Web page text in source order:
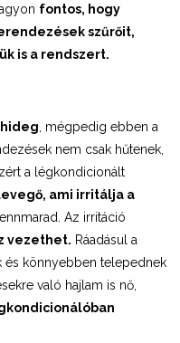
fontos, hogy
szűrőit,
is a rendszert.
, mégpedig ebben a
nem csak hűtenek,
a légkondicionált
ami irritálja a
Az irritáció
vezethet. Ráadásul a
és könnyebben telepednek
való hajlam is nő,